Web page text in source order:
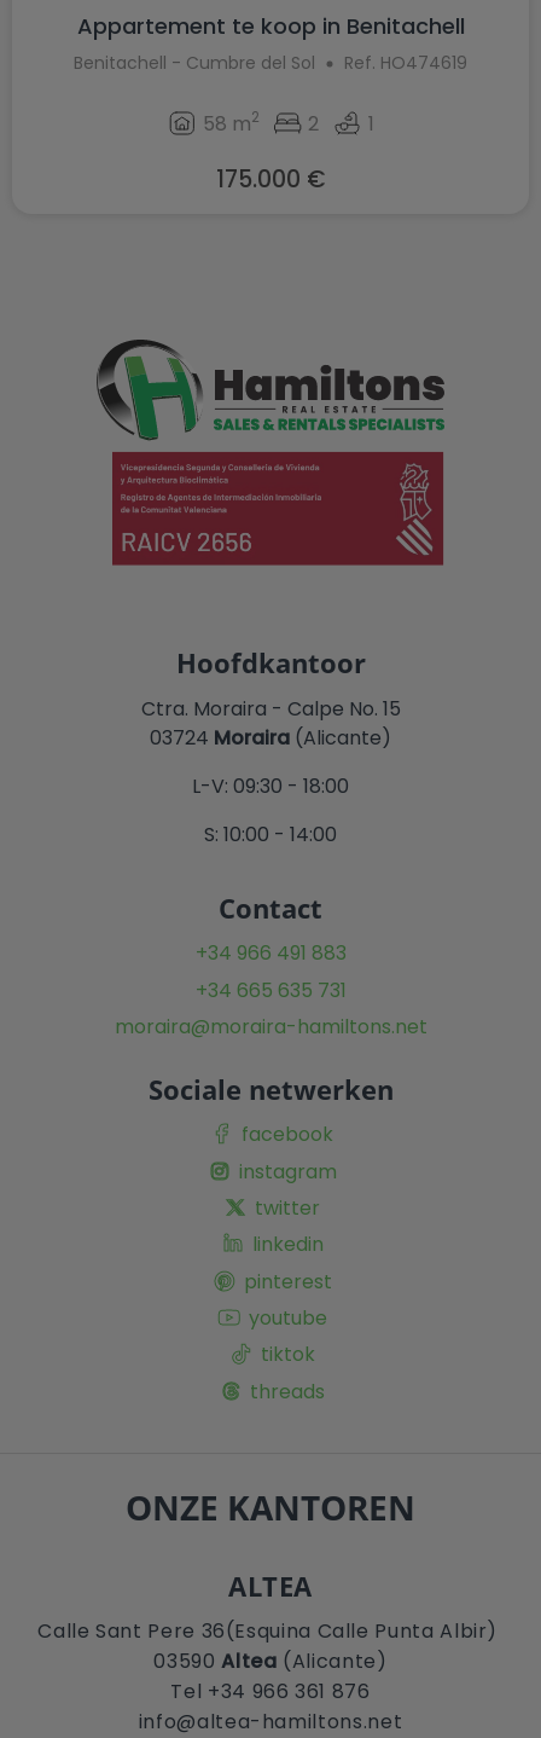
Appartement te koop in Benitachell
Benitachell - Cumbre del Sol Ref. HO474619
58 m2 2 1
175.000 €
Hoofdkantoor
Ctra. Moraira - Calpe No. 15
03724 Moraira (Alicante)
L-V: 09:30 - 18:00
S: 10:00 - 14:00
Contact
+34 966 491 883
+34 665 635 731
moraira@moraira-hamiltons.net
Sociale netwerken
facebook
instagram
twitter
linkedin
pinterest
youtube
tiktok
threads
ONZE KANTOREN
ALTEA
Calle Sant Pere 36(Esquina Calle Punta Albir)
03590Altea (Alicante)
Tel +34 966 361 876
info@altea-hamiltons.net